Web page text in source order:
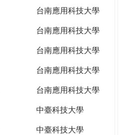
台南應用科技大學
台南應用科技大學
台南應用科技大學
台南應用科技大學
台南應用科技大學
中臺科技大學
中臺科技大學